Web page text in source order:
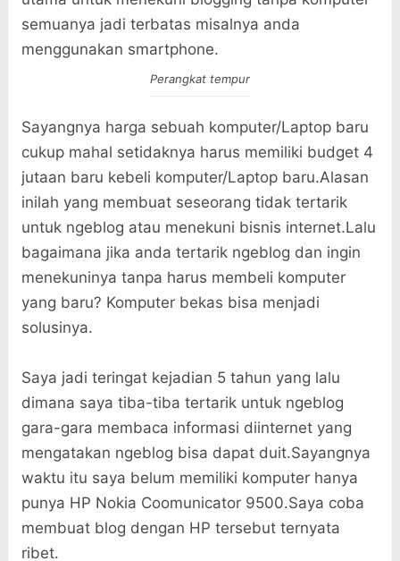
semuanya jadi terbatas misalnya anda
menggunakan smartphone.
Perangkat tempur
Sayangnya harga sebuah komputer/Laptop baru
cukup mahal setidaknya harus memiliki budget 4
jutaan baru kebeli komputer/Laptop baru.Alasan
inilah yang membuat seseorang tidak tertarik
untuk ngeblog atau menekuni bisnis internet.Lalu
bagaimana jika anda tertarik ngeblog dan ingin
menekuninya tanpa harus membeli komputer
yang baru? Komputer bekas bisa menjadi
solusinya.
Saya jadi teringat kejadian 5 tahun yang lalu
dimana saya tiba-tiba tertarik untuk ngeblog
gara-gara membaca informasi diinternet yang
mengatakan ngeblog bisa dapat duit.Sayangnya
waktu itu saya belum memiliki komputer hanya
punya HP Nokia Coomunicator 9500.Saya coba
membuat blog dengan HP tersebut ternyata
ribet.